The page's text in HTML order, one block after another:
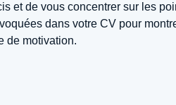
et de vous concentrer sur les
dans votre CV pour
de motivation.